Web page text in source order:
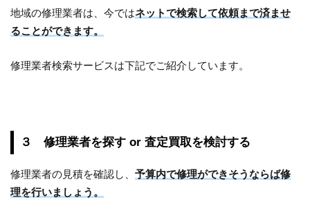
地域の修理業者は、今ではネットで検索して依頼まで済ませ
ることができます。
修理業者検索サービスは下記でご紹介しています。
３ 修理業者を探す or 査定買取を検討する
修理業者の見積を確認し、予算内で修理ができそうならば修
理を行いましょう。